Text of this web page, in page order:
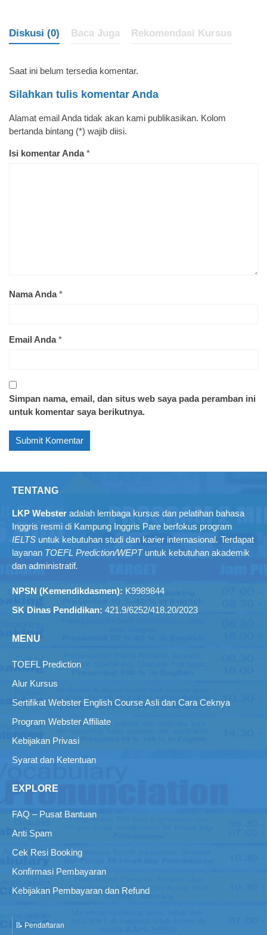
Diskusi (0) Baca Juga Rekomendasi Kursus
Saat ini belum tersedia komentar.
Silahkan tulis komentar Anda
Alamat email Anda tidak akan kami publikasikan. Kolom
bertanda bintang (*) wajib diisi.
Isi komentar Anda*
Nama Anda*
Email Anda*
Simpan nama, email, dan situs web saya pada peramban ini
untuk komentar saya berikutnya.
TENTANG
LKP Webster adalah lembaga kursus dan pelatihan bahasa
Inggris resmi di Kampung Inggris Pare berfokus program
IELTS untuk kebutuhan studi dan karier internasional. Terdapat
layanan TOEFL Prediction/WEPTuntuk kebutuhan akademik
dan administratif.
NPSN (Kemendikdasmen): K9989844
SK Dinas Pendidikan: 421.9/6252/418.20/2023
MENU
TOEFL Prediction
Alur Kursus
Sertifikat Webster English Course Asli dan Cara Ceknya
Program Webster Affiliate
Kebijakan Privasi
Syarat dan Ketentuan
EXPLORE
FAQ – Pusat Bantuan
Anti Spam
Cek Resi Booking
Konfirmasi Pembayaran
Kebijakan Pembayaran dan Refund
📝 Pendaftaran